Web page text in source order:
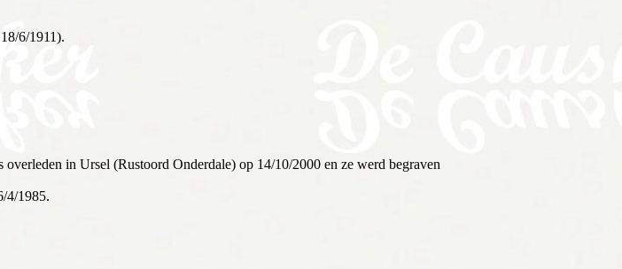
18/6/1911).
in Ursel (Rustoord Onderdale) op 14/10/2000 en ze werd begraven
4/1985.